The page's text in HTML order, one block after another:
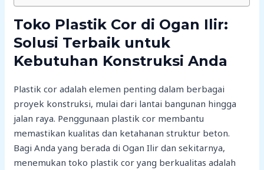
Toko Plastik Cor di Ogan Ilir:
Solusi Terbaik untuk
Kebutuhan Konstruksi Anda
Plastik cor adalah elemen penting dalam berbagai
proyek konstruksi, mulai dari lantai bangunan hingga
jalan raya. Penggunaan plastik cor membantu
memastikan kualitas dan ketahanan struktur beton.
Bagi Anda yang berada di Ogan Ilir dan sekitarnya,
menemukan toko plastik cor yang berkualitas adalah